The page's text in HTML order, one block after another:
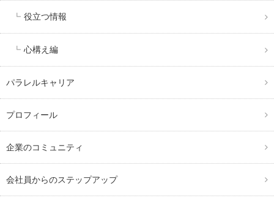
役立つ情報
心構え編
パラレルキャリア
プロフィール
企業のコミュニティ
会社員からのステップアップ